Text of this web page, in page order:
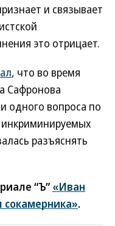
и связывает
это отрицает.
, что во время
Сафронова
одного вопроса по
инкриминируемых
разъяснять
“Ъ” «Иван
.